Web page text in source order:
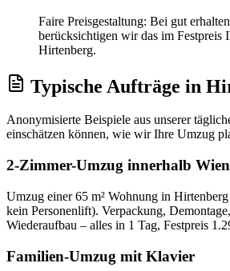
Faire Preisgestaltung: Bei gut
berücksichtigen wir das im Festpreis
Hirtenberg.
Typische Aufträge in
Anonymisierte Beispiele aus unserer
einschätzen können, wie wir Ihre Umzug
2-Zimmer-Umzug innerhalb
Umzug einer 65 m² Wohnung in
kein Personenlift). Verpackung,
Wiederaufbau – alles in 1 Tag, Festpreis
Familien-Umzug mit Klavier